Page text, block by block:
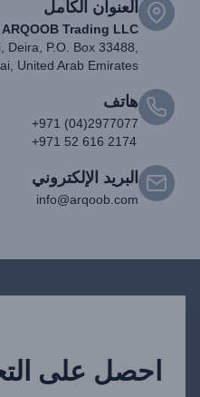
العنوان الكامل
ARQOOB Trading LLC
Deira, P.O. Box 33488,
United Arab Emirates
هاتف
+971 (04)2977077
+971 52 616 2174
البريد الإلكتروني
info@arqoob.com
احصل على